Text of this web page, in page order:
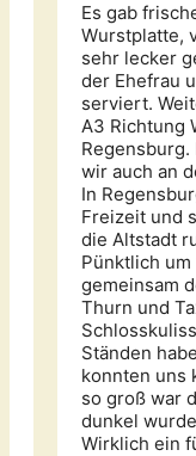
Es gab
Wurstplatte,
sehr lecker
der Ehefrau
serviert.
A3 Richtung
wir auch an
In
Freizeit und
die Altstadt
Pünktlich
gemeinsam
Thurn und
Ständen
konnten uns
so groß war
dunkel
Wirklich ein